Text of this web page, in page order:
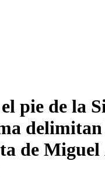
pie de la
de Miguel